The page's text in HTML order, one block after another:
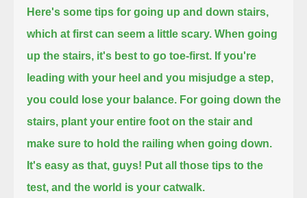
Here's some tips for going up and down stairs,
which at first can seem a little scary. When going
up the stairs, it's best to go toe-first. If you're
leading with your heel and you misjudge a step,
you could lose your balance. For going down the
stairs, plant your entire foot on the stair and
make sure to hold the railing when going down.
It's easy as that, guys! Put all those tips to the
test, and the world is your catwalk.